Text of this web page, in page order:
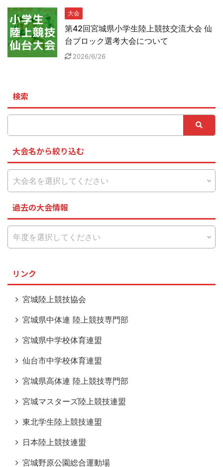
大会
第42回宮城県小学生陸上競技交流大会 仙
台ブロック選考大会について
2026/6/26
検索
大会名から絞り込む
過去の大会情報
リンク
宮城陸上競技協会
宮城県中体連 陸上競技専門部
宮城県中学校体育連盟
仙台市中学校体育連盟
宮城県高体連 陸上競技専門部
宮城マスターズ陸上競技連盟
東北学生陸上競技連盟
日本陸上競技連盟
宮城野原公園総合運動場